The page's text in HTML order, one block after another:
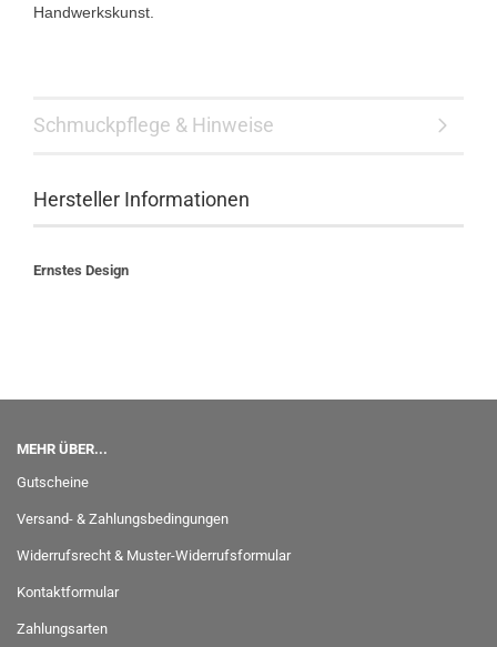
Handwerkskunst.
Schmuckpflege & Hinweise
Hersteller Informationen
Ernstes Design
MEHR ÜBER...
Gutscheine
Versand- & Zahlungsbedingungen
Widerrufsrecht & Muster-Widerrufsformular
Kontaktformular
Zahlungsarten